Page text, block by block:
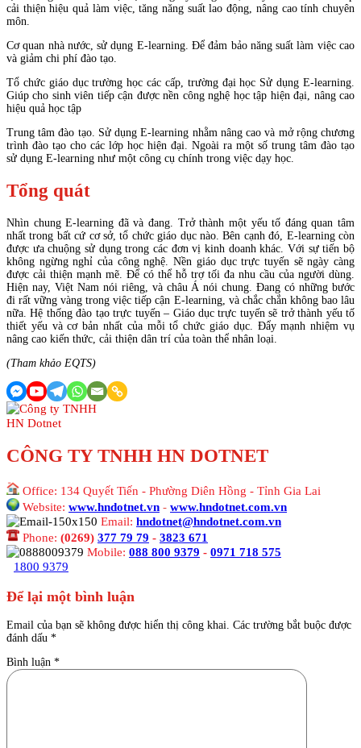
cải thiện hiệu quả làm việc, tăng năng suất lao động, nâng cao tính chuyên
môn.
Cơ quan nhà nước, sử dụng E-learning. Để đảm bảo năng suất làm việc cao
và giảm chi phí đào tạo.
Tổ chức giáo dục trường học các cấp, trường đại học Sử dụng E-learning.
Giúp cho sinh viên tiếp cận được nền công nghệ học tập hiện đại, nâng cao
hiệu quả học tập
Trung tâm đào tạo. Sử dụng E-learning nhằm nâng cao và mở rộng chương
trình đào tạo cho các lớp học hiện đại. Ngoài ra một số trung tâm đào tạo
sử dụng E-learning như một công cụ chính trong việc dạy học.
Tổng quát
Nhìn chung E-learning đã và đang. Trở thành một yếu tố đáng quan tâm
nhất trong bất cứ cơ sở, tổ chức giáo dục nào. Bên cạnh đó, E-learning còn
được ưa chuộng sử dụng trong các đơn vị kinh doanh khác. Với sự tiến bộ
không ngừng nghỉ của công nghệ. Nền giáo dục trực tuyến sẽ ngày càng
được cải thiện mạnh mẽ. Để có thể hỗ trợ tối đa nhu cầu của người dùng.
Hiện nay, Việt Nam nói riêng, và châu Á nói chung. Đang có những bước
đi rất vững vàng trong việc tiếp cận E-learning, và chắc chắn không bao lâu
nữa. Hệ thống đào tạo trực tuyến – Giáo dục trực tuyến sẽ trở thành yếu tố
thiết yếu và cơ bản nhất của mỗi tổ chức giáo dục. Đẩy mạnh nhiệm vụ
nâng cao kiến thức, cải thiện dân trí của toàn thể nhân loại.
(Tham khảo EQTS)
CÔNG TY TNHH HN DOTNET
Office: 134 Quyết Tiến - Phường Diên Hồng - Tỉnh Gia Lai
Website: www.hndotnet.vn - www.hndotnet.com.vn
Email: hndotnet@hndotnet.com.vn
Phone: (0269) 377 79 79 - 3823 671
Mobile: 088 800 9379 - 0971 718 575
1800 9379
Để lại một bình luận
Email của bạn sẽ không được hiển thị công khai. Các trường bắt buộc được
đánh dấu *
Bình luận *